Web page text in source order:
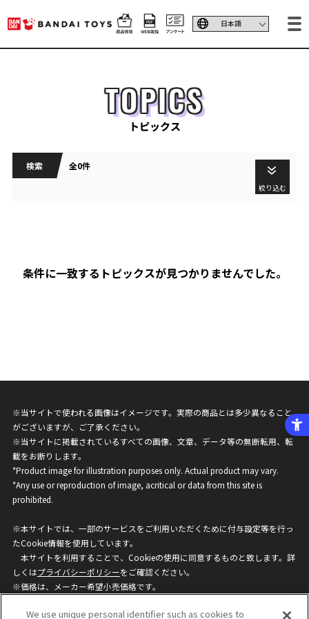
TOPICS
トピックス
検索 全0件
絞り込む
条件に一致するトピックスが見つかりませんでした。
※当サイトで使われる画像はイメージです。実際の商品とは多少異なること
がございますが、ご了承ください。
※当サイトに掲載されているすべての画像、文章、データ等の無断転用、転
載をお断りします。
*Product image for illustration purposes only. Actual product may vary.
*Any use or reproduction of image, acritical or data from this site is
prohibited.
※本サイトでは、一部のサービスをご利用いただくために付与設定等を行っ
たCookie情報を使用しています。
本サイトを利用することで、Cookieの使用に同意するものと致します。詳
しくはプライバシーポリシーをご確認ください。
※価格は、メーカー希望小売価格です。
ざいますのでご了承ください。
We use unique personal identifier such as cookies to